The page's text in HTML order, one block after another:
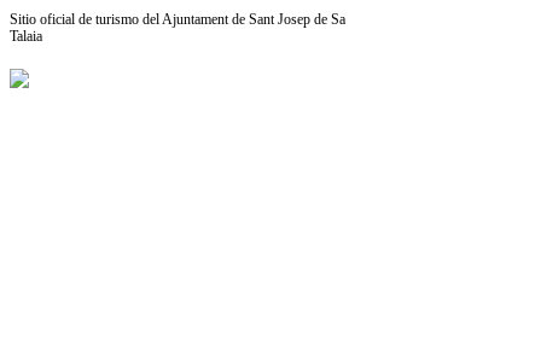
Sitio oficial de turismo del Ajuntament de Sant Josep de Sa
Talaia